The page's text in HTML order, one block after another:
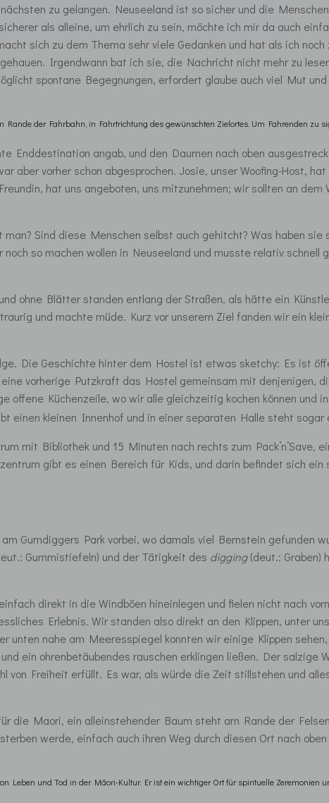
zu gelangen. Neuseeland ist so sicher und die
als alleine, um ehrlich zu sein, möchte ich mir da auch
sich zu dem Thema sehr viele Gedanken und hat als ich
Irgendwann bat ich sie, die Nachricht nicht mehr zu
spontane Begegnungen, erfordert glaube auch viel Mut
Rande der Fahrbahn, in Fahrtrichtung des gewünschten Zielortes. Um Fahrenden zu
Enddestination angab, und den Daumen nach oben
aber vorher schon abgesprochen. Josie, unser Woofing-Host,
hat uns angeboten, uns mitzunehmen; wir sollten an dem
Sind diese Menschen selbst auch gehitcht? Was haben sie
so machen wollen in Neuseeland und musste relativ schnell
ohne Blätter standen entlang der Straßen, als hätte ein
und machte müde. Kurz vor unserem Ziel fanden wir ein
Die Geschichte hinter dem Hostel ist etwas sketchy: Es ist
vorherige Putzkraft das Hostel gemeinsam mit denjenigen,
Küchenzeile, wo wir alle gleichzeitig kochen können und
einen kleinen Innenhof und in einer separaten Halle steht
mit Bibliothek und 15 Minuten nach rechts zum Pack’n’Save,
gibt es einen Bereich für Kids, und darin befindet sich
Gumdiggers Park vorbei, wo damals viel Bernstein gefunden
Gummistiefeln) und der Tätigkeit des digging(deut.: Graben)
direkt in die Windböen hineinlegen und fielen nicht nach
Erlebnis. Wir standen also direkt an den Klippen, unter
unten nahe am Meeresspiegel konnten wir einige Klippen
ein ohrenbetäubendes rauschen erklingen ließen. Der salzige
Freiheit erfüllt. Es war, als würde die Zeit stillstehen und
die Maori, ein alleinstehender Baum steht am Rande der
werde, einfach auch ihren Weg durch diesen Ort nach
Leben und Tod in der Māori-Kultur. Er ist ein wichtiger Ort für spirituelle Zeremonien